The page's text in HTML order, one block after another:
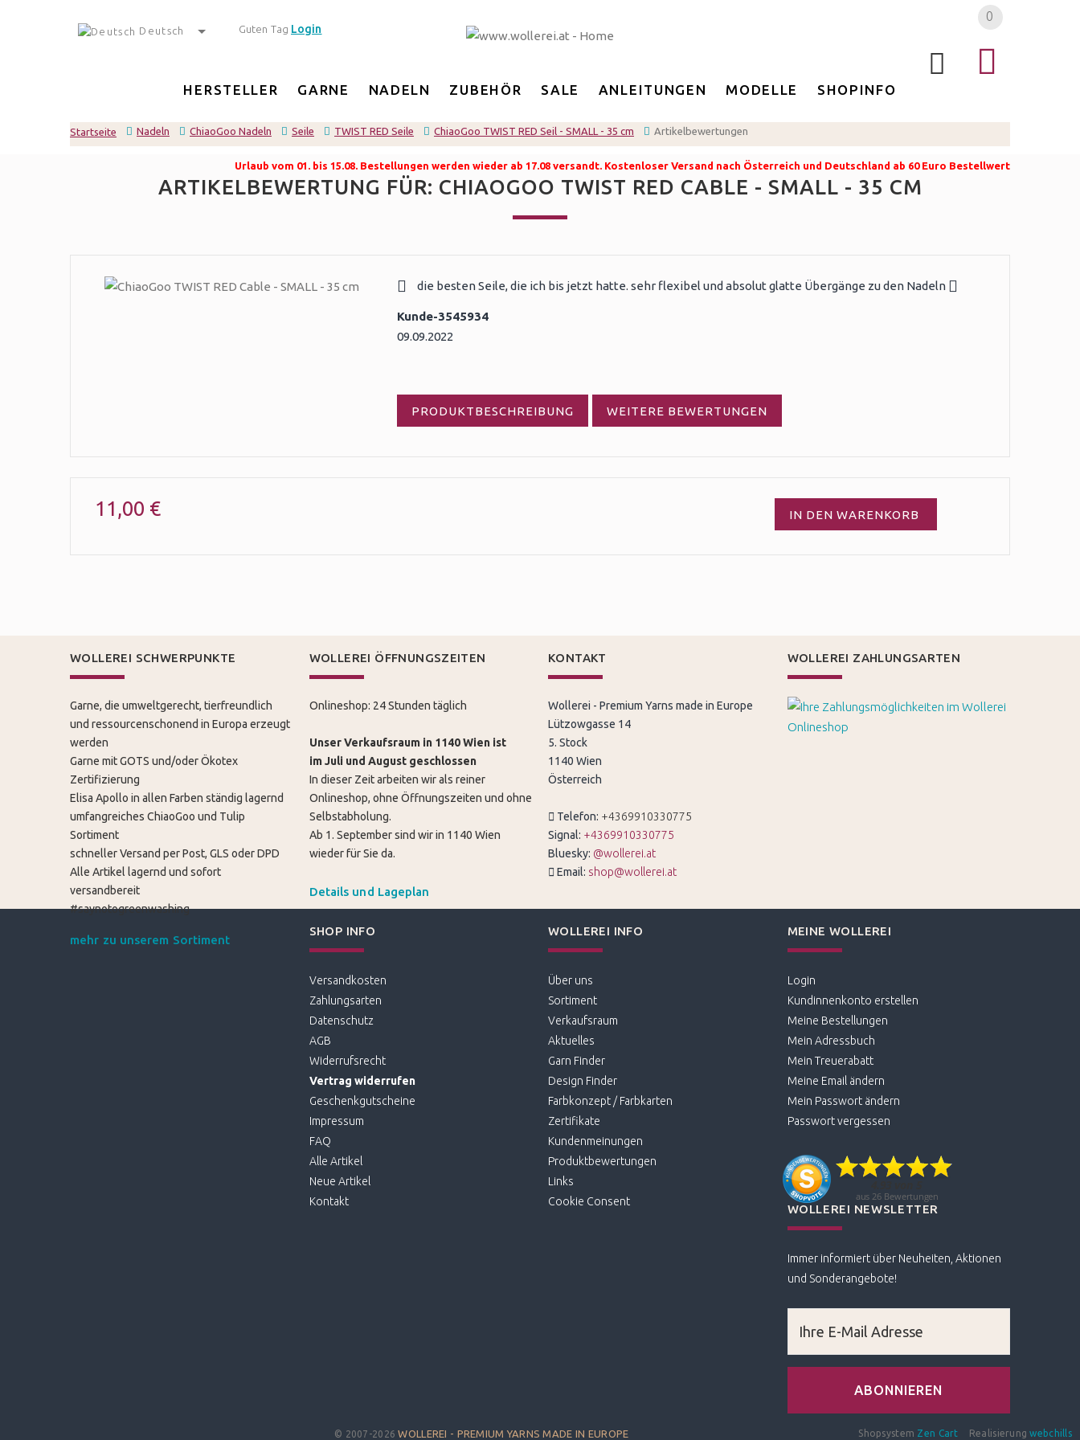
Guten Tag Login
Deutsch
0
HERSTELLER GARNE NADELN ZUBEHÖR SALE ANLEITUNGEN MODELLE SHOPINFO
Startseite Nadeln ChiaoGoo Nadeln Seile TWIST RED Seile ChiaoGoo TWIST RED Seil - SMALL - 35 cm Artikelbewertungen
Urlaub vom 01. bis 15.08. Bestellungen werden wieder ab 17.08 versandt. Kostenloser Versand nach Österreich und Deutschland ab 60 Euro Bestellwert
ARTIKELBEWERTUNG FÜR: CHIAOGOO TWIST RED CABLE - SMALL - 35 CM
die besten Seile, die ich bis jetzt hatte. sehr flexibel und absolut glatte Übergänge zu den Nadeln
Kunde-3545934
09.09.2022
PRODUKTBESCHREIBUNG WEITERE BEWERTUNGEN
11,00 € IN DEN WARENKORB
WOLLEREI SCHWERPUNKTE
Garne, die umweltgerecht, tierfreundlich
und ressourcenschonend in Europa erzeugt
werden
Garne mit GOTS und/oder Ökotex
Zertifizierung
Elisa Apollo in allen Farben ständig lagernd
umfangreiches ChiaoGoo und Tulip
Sortiment
schneller Versand per Post, GLS oder DPD
Alle Artikel lagernd und sofort
versandbereit
#saynotogreenwashing
mehr zu unserem Sortiment
WOLLEREI ÖFFNUNGSZEITEN
Onlineshop: 24 Stunden täglich
Unser Verkaufsraum in 1140 Wien ist
im Juli und August geschlossen
In dieser Zeit arbeiten wir als reiner
Onlineshop, ohne Öffnungszeiten und ohne
Selbstabholung.
Ab 1. September sind wir in 1140 Wien
wieder für Sie da.
Details und Lageplan
KONTAKT
Wollerei - Premium Yarns made in Europe
Lützowgasse 14
5. Stock
1140 Wien
Österreich
Telefon: +4369910330775
Signal: +4369910330775
Bluesky: @wollerei.at
Email: shop@wollerei.at
WOLLEREI ZAHLUNGSARTEN
SHOP INFO
Versandkosten
Zahlungsarten
Datenschutz
AGB
Widerrufsrecht
Vertrag widerrufen
Geschenkgutscheine
Impressum
FAQ
Alle Artikel
Neue Artikel
Kontakt
WOLLEREI INFO
Über uns
Sortiment
Verkaufsraum
Aktuelles
Garn Finder
Design Finder
Farbkonzept / Farbkarten
Zertifikate
Kundenmeinungen
Produktbewertungen
Links
Cookie Consent
MEINE WOLLEREI
Login
Kundinnenkonto erstellen
Meine Bestellungen
Mein Adressbuch
Mein Treuerabatt
Meine Email ändern
Mein Passwort ändern
Passwort vergessen
WOLLEREI NEWSLETTER
Immer informiert über Neuheiten, Aktionen
und Sonderangebote!
Shopsystem Zen Cart Realisierungwebchills
© 2007-2026WOLLEREI - PREMIUM YARNS MADE IN EUROPE